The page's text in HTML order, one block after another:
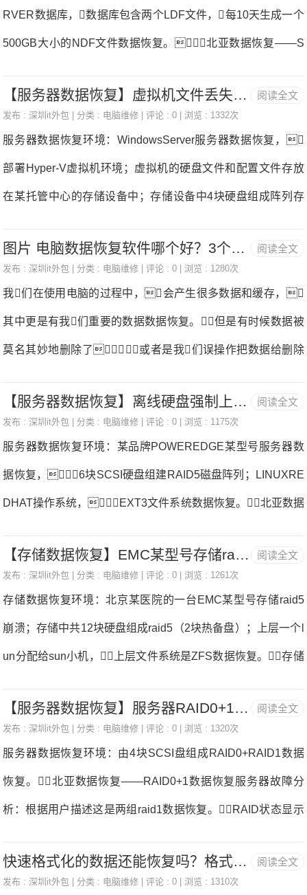
网络中连接过一台windowsserver服务器，具体情况不详数
据恢复。服务器数据恢复工程师初步判断可能是接入的那
台windo
RVER数据库，数据库包含两个LDF文件，每10天生成一个
500GB大小的NDF文件数据恢复。北亚数据恢复——S
VER数据库不可用数据恢复。对数据库文件进行恢复后
这些0kb的NDF文件数据恢复。3、检测数据库文件数据
恢复。使用北亚自主研发的MSSQL文件检测工具对所有
数据文件进行检测，
阅读全文
【服务器数据恢复】虚拟机文件丢失导致Hyper-V瘫痪的数据恢复
发布 : 深圳it外包 | 分类 : 电脑维修 | 评论 : 0 | 浏览 : 1332次
服务器数据恢复环境：WindowsServer服务器数据恢复，
部署Hyper-V虚拟机环境；虚拟机的硬盘文件和配置文件存放
在某托管中心的存储设备中；存储设备中4块硬盘组成阵列存
份数据恢复。服务器故障分析恢复方案：由于存储设备中的
以正常工作数据恢复。2、检查操作系统没有发现出错进
程，排除因操作系统问题导致的数据丢失数据恢复。3、
分析丢失数据的硬盘的文件系统：打开正常，排除入侵
阅读全文
图片 电脑数据恢复软件哪个好？3个工具推荐
发布 : 深圳it外包 | 分类 : 电脑维修 | 评论 : 0 | 浏览 : 1280次
我们在使用电脑的过程中，会产生很多数据和缓存，
其中更是有我们重要的数据数据恢复。但是有时候数据被
莫名其妙地删除了，或者是我们误操作把数据给删除
楚有什么电脑数据恢复软件。这里小编给大家介绍3个工具
以使用快捷键“Ctrl+Z”来返回上一步，刚刚被删除的文件就
回到你的电脑上了数据恢复。但是你如果进行
了下一步操作，那这个快捷键就失灵了，
阅读全文
【服务器数据恢复】离线硬盘强制上线导致RAID5崩溃的数据恢复
发布 : 深圳it外包 | 分类 : 电脑维修 | 评论 : 0 | 浏览 : 1175次
服务器数据恢复环境：某品牌POWEREDGE某型号服务器数
据恢复，6块SCSI硬盘组建RAID5磁盘阵列；LINUXRE
DHAT操作系统，EXT3文件系统数据恢复。北亚数据
户沟通后，服务器数据恢复工程师初步推断故障RAID5
管理员将其中一块掉线硬盘强制上线后，发现操作系统
启动异常，于是马上关掉服务器，联系我们数
据恢复中心寻求帮助。RA
阅读全文
【存储数据恢复】EMC某型号存储raid5崩溃的数据恢复案例
发布 : 深圳it外包 | 分类 : 电脑维修 | 评论 : 0 | 浏览 : 1261次
存储数据恢复环境：北京某医院的一台EMC某型号存储raid5
崩溃；存储中共12块硬盘组成raid5（2块热备盘）；上层一个l
un分配给sun小机，上层文件系统是ZFS数据恢复。存储
活成功，raid5阵列瘫痪，上层lun无法使用数据恢复。
换。3、由于所有硬盘不存在物理故障和坏道，可以初步
判断故障是由部分磁盘读写不稳定造成的数据恢复。因为E
阅读全文
【服务器数据恢复】服务器RAID0+1数据恢复案例
发布 : 深圳it外包 | 分类 : 电脑维修 | 评论 : 0 | 浏览 : 1320次
服务器数据恢复环境：由4块SCSI盘组成RAID0+RAID1数据
恢复。北亚数据恢复——RAID0+1数据恢复服务器故障分
析：根据用户描述这是两组raid1数据恢复。RAID状态显示
现在应该有一组逻辑盘可以正常工作，但是事实并不
阅读全文
快速格式化的数据还能恢复吗？格式化数据恢复秘诀
发布 : 深圳it外包 | 分类 : 电脑维修 | 评论 : 0 | 浏览 : 1310次